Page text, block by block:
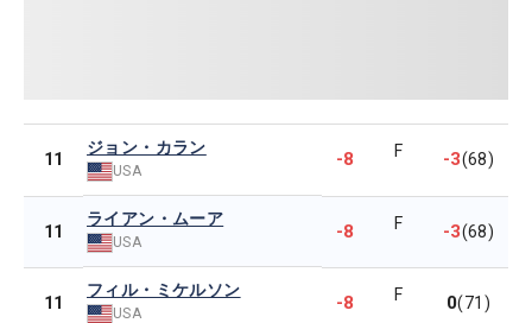
11
ジョン・カラン
USA
-8 F -3(68)
11
ライアン・ムーア
USA -8 F -3(68)
11
フィル・ミケルソン
USA -8 F 0(71)